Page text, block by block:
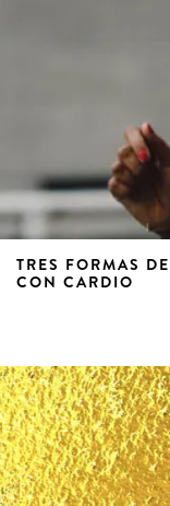
TRES FORMAS
CON CARDIO